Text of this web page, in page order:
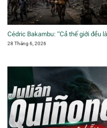
Cédric Bakambu: “Cả thế giới đều
28 Tháng 6, 2026